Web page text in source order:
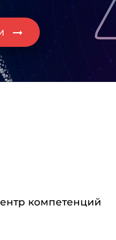
arrow_right_alt
компетенций